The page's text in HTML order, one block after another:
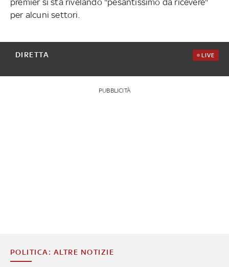
per alcuni settori.
DIRETTA LIVE
PUBBLICITÀ
POLITICA: ALTRE NOTIZIE